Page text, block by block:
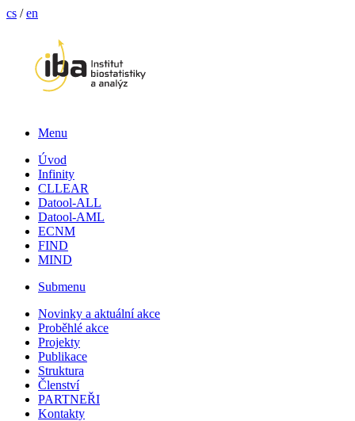
cs /en
Menu
Úvod
Infinity
CLLEAR
Datool-ALL
Datool-AML
ECNM
FIND
MIND
Submenu
Novinky a aktuální akce
Proběhlé akce
Projekty
Publikace
Struktura
Členství
PARTNEŘI
Kontakty